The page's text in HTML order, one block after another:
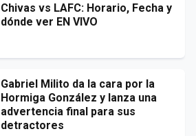
Chivas vs LAFC: Horario, Fecha y
dónde ver EN VIVO
Gabriel Milito da la cara por la
Hormiga González y lanza una
advertencia final para sus
detractores